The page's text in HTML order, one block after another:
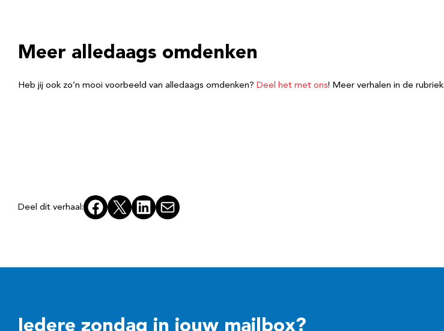
Meer alledaags omdenken
Heb jij ook zo’n mooi voorbeeld van alledaags omdenken? Deel het met ons! Meer verhalen in de
Deel dit verhaal: Facebook
X LinkedInE-mail
Iedere zondag in jouw mailbox?